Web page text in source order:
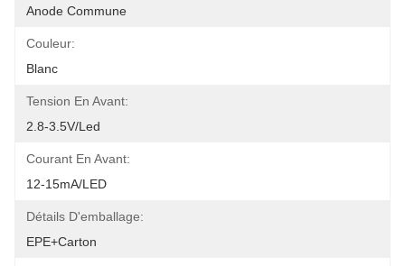
Anode Commune
Couleur:
Blanc
Tension En Avant:
2.8-3.5V/led
Courant En Avant:
12-15mA/LED
Détails D'emballage:
EPE+carton